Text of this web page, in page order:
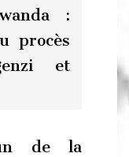
:
procès
et
de la